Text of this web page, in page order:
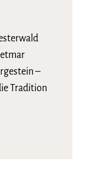
–
Tradition